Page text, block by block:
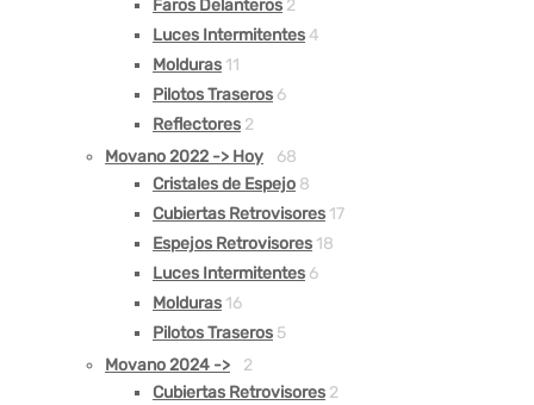
Faros Delanteros 2
Luces Intermitentes 4
Molduras 11
Pilotos Traseros 6
Reflectores 2
Movano 2022 -> Hoy
68
Cristales de Espejo 8
Cubiertas Retrovisores 17
Espejos Retrovisores 18
Luces Intermitentes 6
Molduras 16
Pilotos Traseros 5
Movano 2024 ->
2
Cubiertas Retrovisores 2